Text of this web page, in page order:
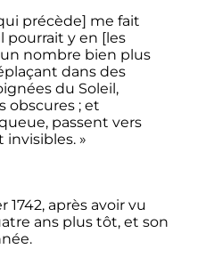
précède] me fait
pourrait y en [les
nombre bien plus
dans des
du Soleil,
obscures ; et
passent vers
invisibles. »
1742, après avoir vu
ans plus tôt, et son